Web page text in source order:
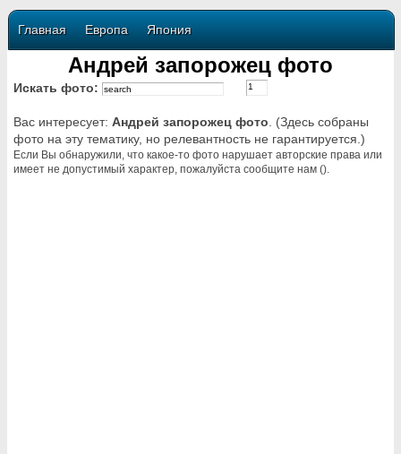
Главная Европа Япония
Андрей запорожец фото
Искать фото:
Вас интересует: Андрей запорожец фото . (Здесь собраны
фото на эту тематику, но релевантность не гарантируется.)
Если Вы обнаружили, что какое-то фото нарушает авторские права или
имеет не допустимый характер, пожалуйста сообщите нам ().